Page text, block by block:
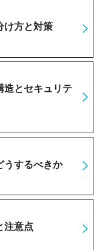
け方と対策
造とセキュリテ
うするべきか
注意点